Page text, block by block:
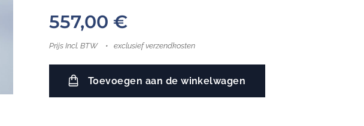
557,00 €
Prijs Incl. BTW exclusief verzendkosten
Toevoegen aan de winkelwagen